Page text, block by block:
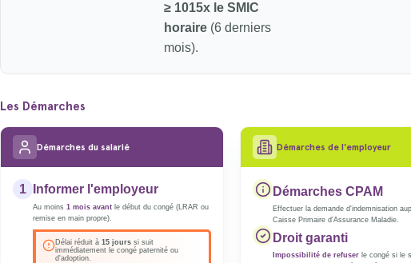
≥ 1015x le SMIC
horaire (6 derniers
mois).
Les Démarches
Démarches du salarié
1 Informer l'employeur
Au moins 1 mois avant le début du congé (LRAR ou
remise en main propre).
Délai réduit à 15 jourssi suit
immédiatement le congé paternité ou
d'adoption.
Démarches de l'employeur
Démarches CPAM
Effectuer la demande d'indemnisation
Caisse Primaire d'Assurance Maladie.
Droit garanti
Impossibilité de refuser le congé si le